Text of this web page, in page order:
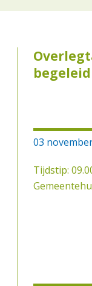
03
Tijdstip: